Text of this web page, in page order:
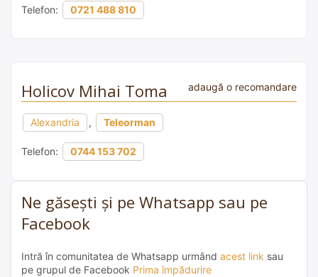
Telefon: 0721 488 810
Holicov Mihai Toma adaugă o recomandare
Alexandria , Teleorman
Telefon: 0744 153 702
Ne găsești și pe Whatsapp sau pe
Facebook
Intră în comunitatea de Whatsapp urmând acest link sau
pe grupul de Facebook Prima împădurire